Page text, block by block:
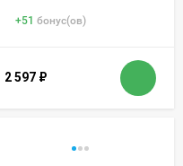
+51 бонус(ов)
2 597 ₽